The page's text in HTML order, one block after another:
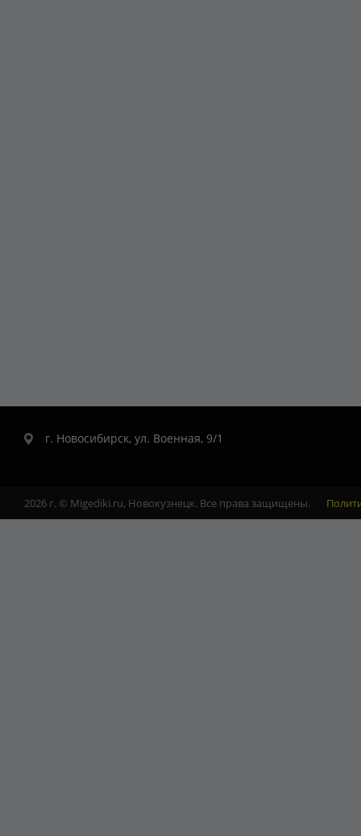
г. Новосибирск, ул. Военная, 9/1
2026 г. © Migediki.ru, Новокузнецк. Все права защищены.